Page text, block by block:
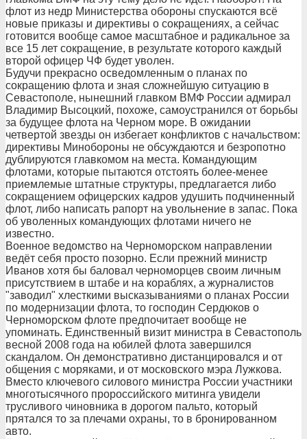
флот из недр Министерства обороны спускаются всё
новые приказы и директивы о сокращениях, а сейчас
готовится вообще самое масштабное и радикальное за
все 15 лет сокращение, в результате которого каждый
второй офицер ЧФ будет уволен.
Будучи прекрасно осведомленным о планах по
сокращению флота и зная сложнейшую ситуацию в
Севастополе, нынешний главком ВМФ России адмирал
Владимир Высоцкий, похоже, самоустранился от борьбы
за будущее флота на Черном море. В ожидании
четвертой звезды он избегает конфликтов с начальством:
директивы Минобороны не обсуждаются и безропотно
дублируются главкомом на места. Командующим
флотами, которые пытаются отстоять более-менее
приемлемые штатные структуры, предлагается либо
сокращением офицерских кадров удушить подчиненный
флот, либо написать рапорт на увольнение в запас. Пока
об уволенных командующих флотами ничего не
известно.
Военное ведомство на Черноморском направлении
ведёт себя просто позорно. Если прежний министр
Иванов хотя бы баловал черноморцев своим личным
присутствием в штабе и на кораблях, а журналистов
"заводил" хлесткими высказываниями о планах России
по модернизации флота, то господин Сердюков о
Черноморском флоте предпочитает вообще не
упоминать. Единственный визит министра в Севастополь
весной 2008 года на юбилей флота завершился
скандалом. Он демонстративно дистанцировался и от
общения с моряками, и от московского мэра Лужкова.
Вместо ключевого силового министра России участники
многотысячного пророссийского митинга увидели
трусливого чиновника в дорогом пальто, который
прятался то за плечами охраны, то в бронированном
авто.